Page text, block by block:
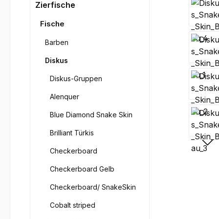
Zierfische
Fische
Barben
Diskus
Diskus-Gruppen
Alenquer
Blue Diamond Snake Skin
Brilliant Türkis
Checkerboard
Checkerboard Gelb
Checkerboard/ SnakeSkin
Cobalt striped